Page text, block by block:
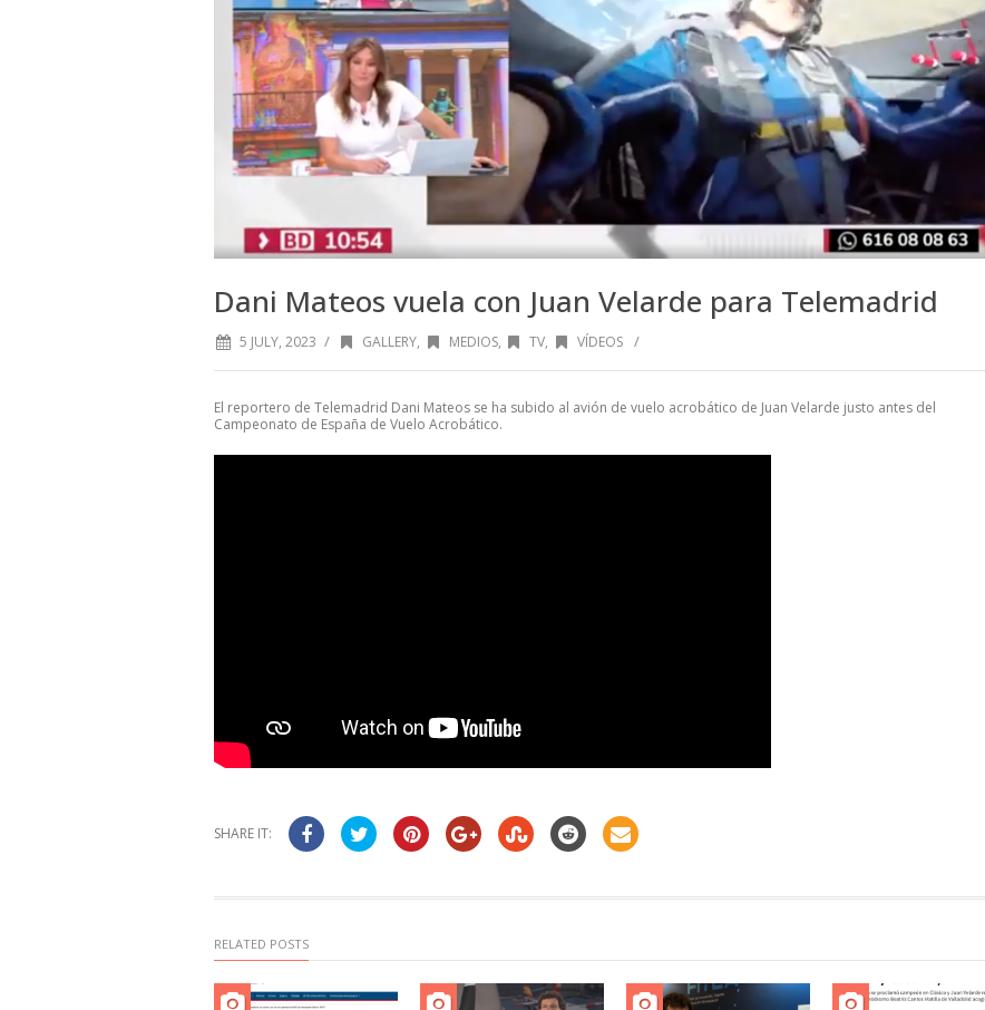
Dani Mateos vuela con Juan Velarde para Telemadrid
5 JULY, 2023 / GALLERY, MEDIOS, TV, VÍDEOS /
El reportero de Telemadrid Dani Mateos se ha subido al avión de vuelo acrobático de Juan Velarde justo antes del
Campeonato de España de Vuelo Acrobático.
SHARE IT:
RELATED POSTS